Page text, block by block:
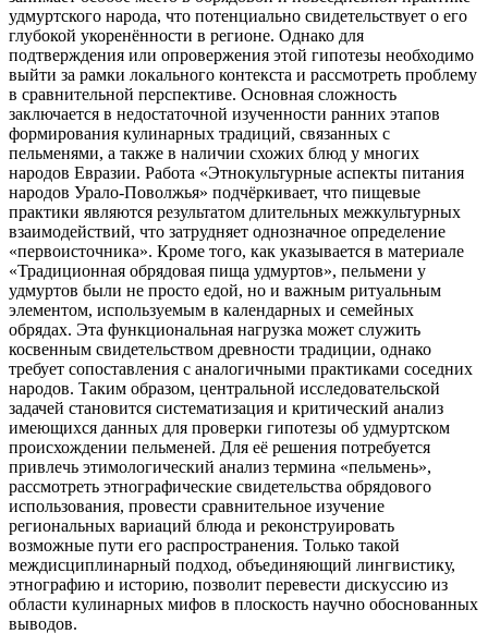
удмуртского народа, что потенциально свидетельствует о его
глубокой укоренённости в регионе. Однако для
подтверждения или опровержения этой гипотезы необходимо
выйти за рамки локального контекста и рассмотреть проблему
в сравнительной перспективе. Основная сложность
заключается в недостаточной изученности ранних этапов
формирования кулинарных традиций, связанных с
пельменями, а также в наличии схожих блюд у многих
народов Евразии. Работа «Этнокультурные аспекты питания
народов Урало-Поволжья» подчёркивает, что пищевые
практики являются результатом длительных межкультурных
взаимодействий, что затрудняет однозначное определение
«первоисточника». Кроме того, как указывается в материале
«Традиционная обрядовая пища удмуртов», пельмени у
удмуртов были не просто едой, но и важным ритуальным
элементом, используемым в календарных и семейных
обрядах. Эта функциональная нагрузка может служить
косвенным свидетельством древности традиции, однако
требует сопоставления с аналогичными практиками соседних
народов. Таким образом, центральной исследовательской
задачей становится систематизация и критический анализ
имеющихся данных для проверки гипотезы об удмуртском
происхождении пельменей. Для её решения потребуется
привлечь этимологический анализ термина «пельмень»,
рассмотреть этнографические свидетельства обрядового
использования, провести сравнительное изучение
региональных вариаций блюда и реконструировать
возможные пути его распространения. Только такой
междисциплинарный подход, объединяющий лингвистику,
этнографию и историю, позволит перевести дискуссию из
области кулинарных мифов в плоскость научно обоснованных
выводов.